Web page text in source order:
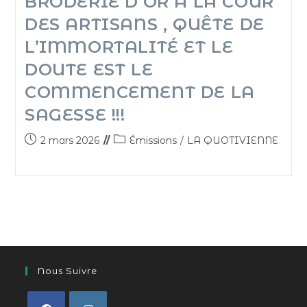
DES ARTISANS , QUÊTE DE
L’IMMORTALITÉ ET LE
DOUTE EST LE
COMMENCEMENT DE LA
SAGESSE !!!
2 mars 2026 Émissions / LA QUOTIVIENNE
Nous Suivre